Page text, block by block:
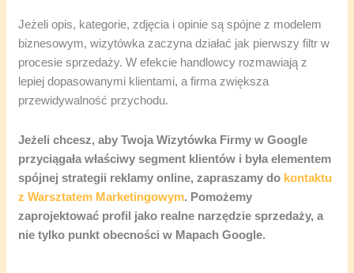
Jeżeli opis, kategorie, zdjęcia i opinie są spójne z modelem
biznesowym, wizytówka zaczyna działać jak pierwszy filtr w
procesie sprzedaży. W efekcie handlowcy rozmawiają z
lepiej dopasowanymi klientami, a firma zwiększa
przewidywalność przychodu.
Jeżeli chcesz, aby Twoja Wizytówka Firmy w Google
przyciągała właściwy segment klientów i była elementem
spójnej strategii reklamy online, zapraszamy do kontaktu
z Warsztatem Marketingowym. Pomożemy
zaprojektować profil jako realne narzędzie sprzedaży, a
nie tylko punkt obecności w Mapach Google.